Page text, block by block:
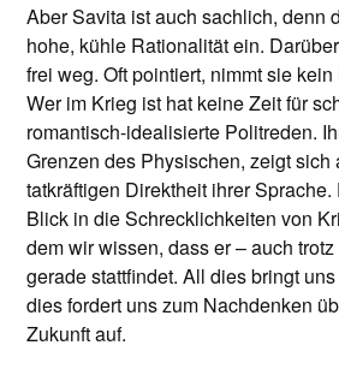
Aber Savita ist auch sachlich, denn
hohe, kühle Rationalität ein.
frei weg. Oft pointiert, nimmt sie
Wer im Krieg ist hat keine Zeit für
romantisch-idealisierte Politreden.
Grenzen des Physischen, zeigt sich
tatkräftigen Direktheit ihrer
Blick in die Schrecklichkeiten von
dem wir wissen, dass er – auch
gerade stattfindet. All dies bringt
dies fordert uns zum Nachdenken
Zukunft auf.